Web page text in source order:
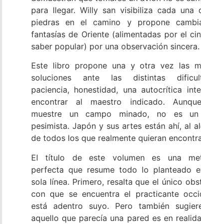
para llegar. Willy san visibiliza cada una
piedras en el camino y propone
fantasías de Oriente (alimentadas por el
saber popular) por una observación sincera.
Este libro propone una y otra vez las
soluciones ante las distintas
paciencia, honestidad, una autocrítica
encontrar al maestro indicado.
muestre un campo minado, no es
pesimista. Japón y sus artes están ahí, al
de todos los que realmente quieran
El título de este volumen es una
perfecta que resume todo lo planteado
sola línea. Primero, resalta que el único
con que se encuentra el practicante
está adentro suyo. Pero también
aquello que parecía una pared es en